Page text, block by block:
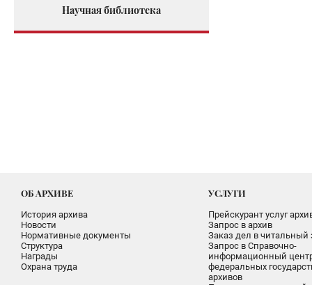
Научная библиотека
ОБ АРХИВЕ
История архива
Новости
Нормативные документы
Структура
Награды
Охрана труда
УСЛУГИ
Прейскурант услуг
Запрос в архив
Заказ дел в читальный
Запрос в Справочно-
информационный
федеральных
архивов